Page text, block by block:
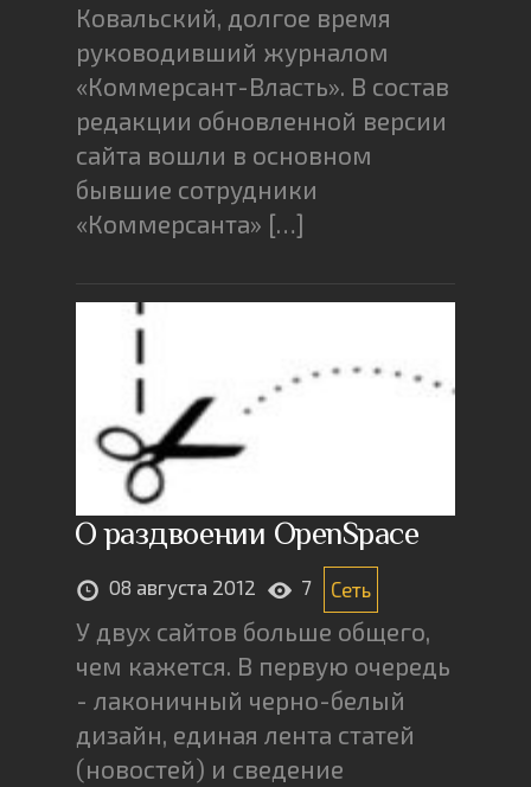
Ковальский, долгое время
руководивший журналом
«Коммерсант-Власть». В состав
редакции обновленной версии
сайта вошли в основном
бывшие сотрудники
«Коммерсанта» […]
О раздвоении OpenSpace
08 августа 2012 7 Сеть
У двух сайтов больше общего,
чем кажется. В первую очередь
- лаконичный черно-белый
дизайн, единая лента статей
(новостей) и сведение